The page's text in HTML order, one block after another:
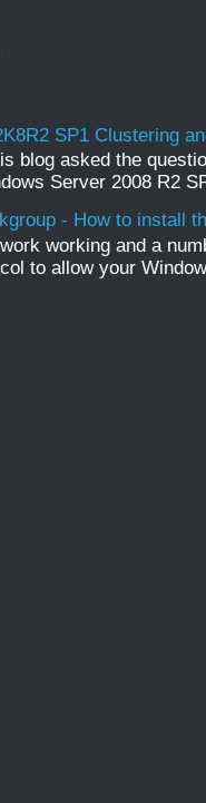
SP1 Clustering
blog asked the
Server 2008 R2
- How to install
working and a
to allow your